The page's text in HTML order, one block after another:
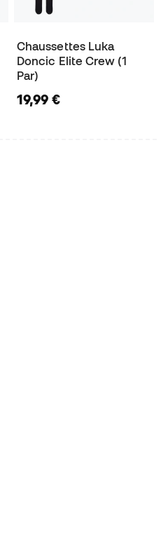
Chaussettes Luka
Doncic Elite Crew (1
Par)
19,99 €